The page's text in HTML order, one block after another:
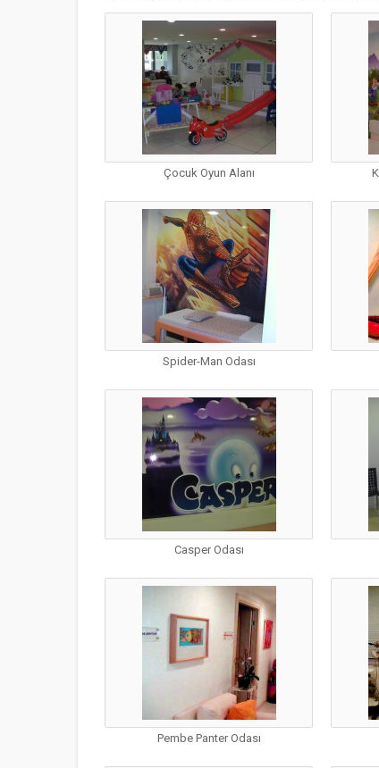
Çocuk Oyun Alanı
Spider-Man Odası
Casper Odası
Pembe Panter Odası